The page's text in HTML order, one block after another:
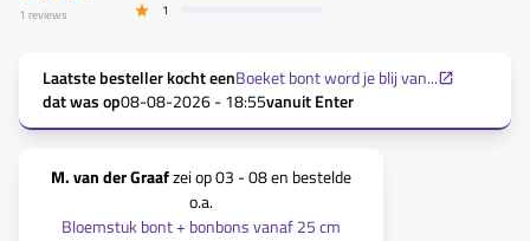
1 reviews
1
Laatste besteller kocht eenBoeket bont word je blij van...
dat was op08-08-2026 - 18:55vanuitEnter
M. van der Graafzei op03 - 08en bestelde
o.a.
Bloemstuk bont + bonbons vanaf 25 cm